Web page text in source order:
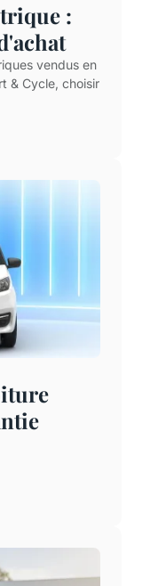
:
vendus en
& Cycle, choisir